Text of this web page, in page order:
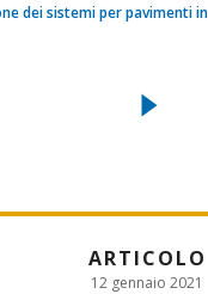
ARTICOLO
12 gennaio 2021